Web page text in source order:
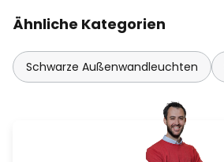
Ähnliche Kategorien
Schwarze Außenwandleuchten